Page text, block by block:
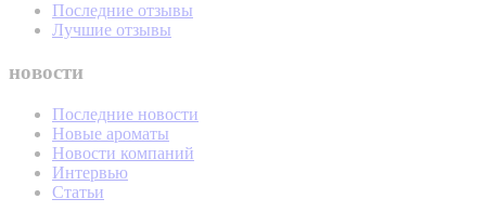
Последние отзывы
Лучшие отзывы
новости
Последние новости
Новые ароматы
Новости компаний
Интервью
Статьи